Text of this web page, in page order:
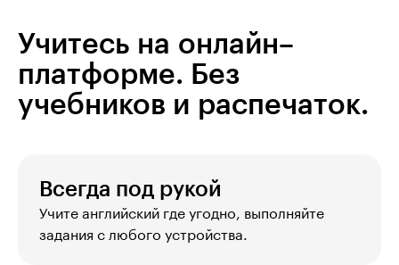
Учитесь на онлайн–
платформе. Без
учебников и распечаток.
Всегда под рукой
Учите английский где угодно, выполняйте
задания с любого устройства.